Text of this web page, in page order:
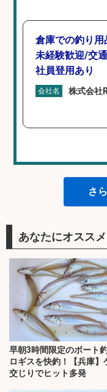
倉庫での釣り
未経験歓迎/交
社員登用あり
会社名 株式会社
さ
あなたにオススメ
早朝3時間限定のボート
ロギスを快釣！【兵庫】
交じりでヒット多発